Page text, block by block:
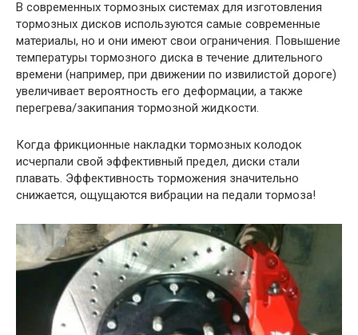
В современных тормозных системах для изготовления
тормозных дисков используются самые современные
материалы, но и они имеют свои ограничения. Повышение
температуры тормозного диска в течение длительного
времени (например, при движении по извилистой дороге)
увеличивает вероятность его деформации, а также
перегрева/закипания тормозной жидкости.
Когда фрикционные накладки тормозных колодок
исчерпали свой эффективный предел, диски стали
плавать. Эффективность торможения значительно
снижается, ощущаются вибрации на педали тормоза!